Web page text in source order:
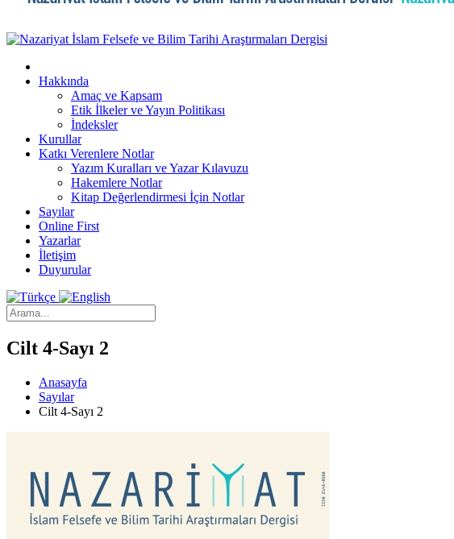
Hakkında
Amaç ve Kapsam
Etik İlkeler ve Yayın Politikası
İndeksler
Kurullar
Katkı Verenlere Notlar
Yazım Kuralları ve Yazar Kılavuzu
Hakemlere Notlar
Kitap Değerlendirmesi İçin Notlar
Sayılar
Online First
Yazarlar
İletişim
Duyurular
Cilt 4-Sayı 2
Anasayfa
Sayılar
Cilt 4-Sayı 2